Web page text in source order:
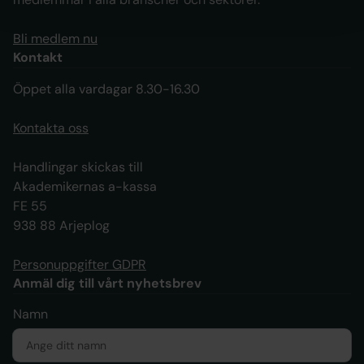
Bli medlem nu
Kontakt
Öppet alla vardagar 8.30-16.30
Kontakta oss
Handlingar skickas till
Akademikernas a-kassa
FE 55
938 88 Arjeplog
Personuppgifter GDPR
Anmäl dig till vårt nyhetsbrev
Namn